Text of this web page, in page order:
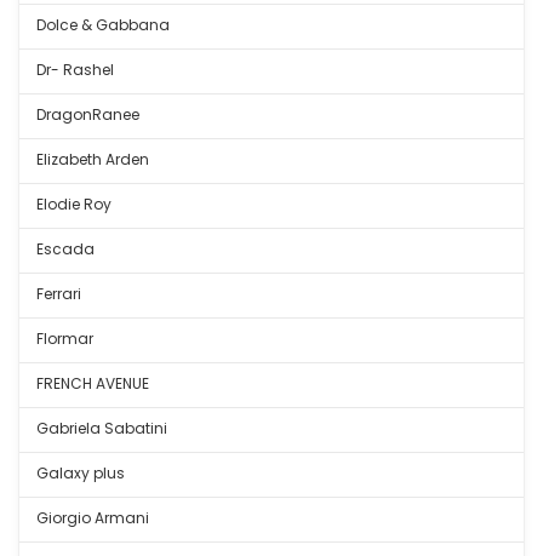
Dolce & Gabbana
Dr- Rashel
DragonRanee
Elizabeth Arden
Elodie Roy
Escada
Ferrari
Flormar
FRENCH AVENUE
Gabriela Sabatini
Galaxy plus
Giorgio Armani